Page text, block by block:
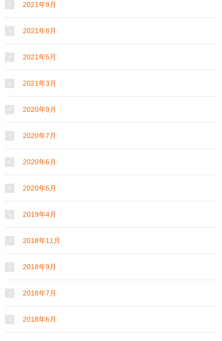
2021年9月
2021年8月
2021年5月
2021年3月
2020年9月
2020年7月
2020年6月
2020年5月
2019年4月
2018年11月
2018年9月
2018年7月
2018年6月